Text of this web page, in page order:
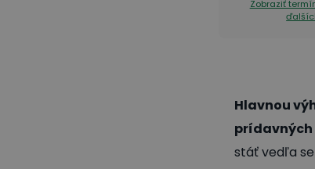
Zobraziť
Hlavnou
stáť vedľa